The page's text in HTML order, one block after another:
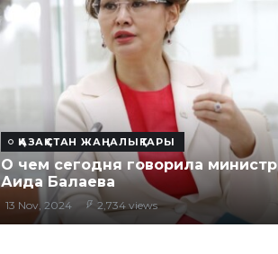
ҚАЗАҚСТАН ЖАҢАЛЫҚТАРЫ
О чем сегодня говорила министр
Аида Балаева
13 Nov, 2024 2,734 views